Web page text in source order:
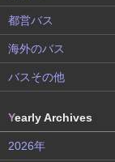
都営バス
海外のバス
バスその他
Yearly Archives
2026年